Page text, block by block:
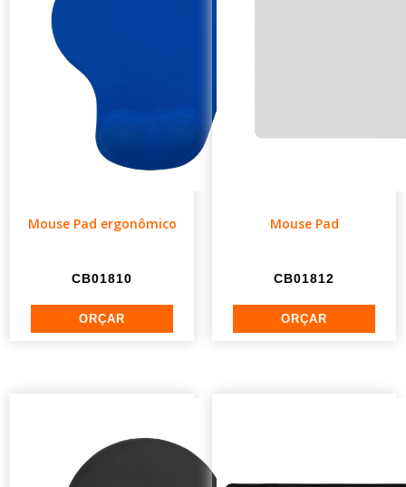
Mouse Pad ergonômico
CB01810
Mouse Pad
CB01812